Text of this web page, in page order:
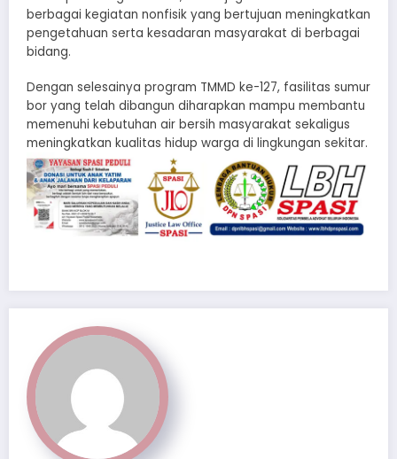
berbagai kegiatan nonfisik yang bertujuan meningkatkan
pengetahuan serta kesadaran masyarakat di berbagai
bidang.
Dengan selesainya program TMMD ke-127, fasilitas sumur
bor yang telah dibangun diharapkan mampu membantu
memenuhi kebutuhan air bersih masyarakat sekaligus
meningkatkan kualitas hidup warga di lingkungan sekitar.